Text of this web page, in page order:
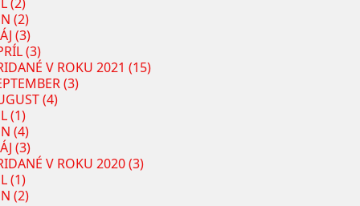
(2)
(3)
(3)
V ROKU 2021 (15)
(3)
(4)
(1)
(4)
(3)
V ROKU 2020 (3)
(1)
(2)